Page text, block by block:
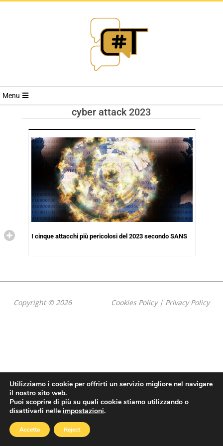
RIVISTA
TRENDS
Menu
cyber attack 2023
I cinque attacchi più pericolosi del 2023 secondo SANS
Copyright © 2026 Cookies Policy| Privacy Policy
Utilizziamo i cookie per offrirti un servizio migliore nel navigare
il nostro sito web.
Puoi scoprire di più su quali cookie stiamo utilizzando o
disattivarli nelle impostazioni.
Accetta Reject